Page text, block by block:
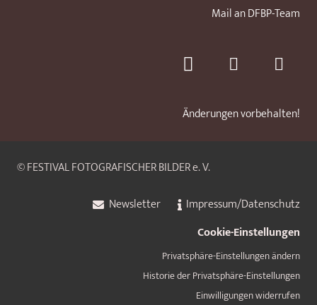
Mail an DFBP-Team
Änderungen vorbehalten!
© FESTIVAL FOTOGRAFISCHER BILDER e. V.
Newsletter
Impressum/Datenschutz
Cookie-Einstellungen
Privatsphäre-Einstellungen ändern
Historie der Privatsphäre-Einstellungen
Einwilligungen widerrufen